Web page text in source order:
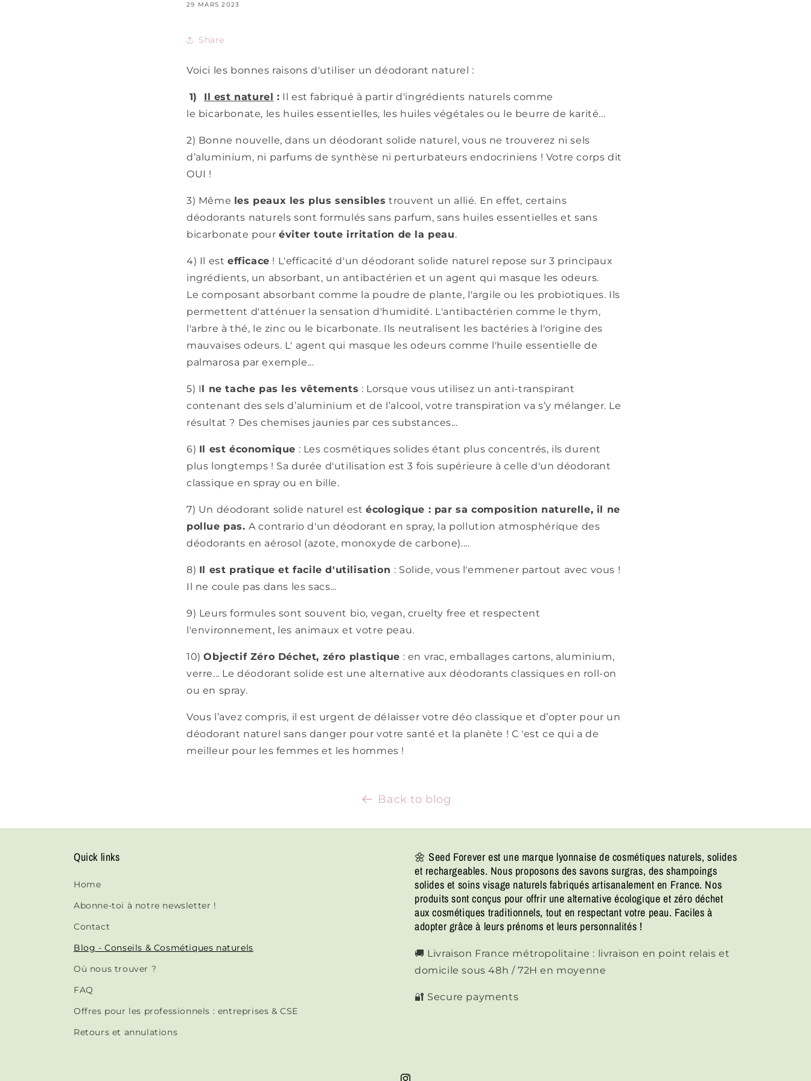
29 MARS 2023
Share
Voici les bonnes raisons d'utiliser un déodorant naturel :
1) Il est naturel : Il est fabriqué à partir d'ingrédients naturels comme
le bicarbonate, les huiles essentielles, les huiles végétales ou le beurre de karité...
2) Bonne nouvelle, dans un déodorant solide naturel, vous ne trouverez ni sels
d’aluminium, ni parfums de synthèse ni perturbateurs endocriniens ! Votre corps dit
OUI !
3) Même les peaux les plus sensibles trouvent un allié. En effet, certains
déodorants naturels sont formulés sans parfum, sans huiles essentielles et sans
bicarbonate pouréviter toute irritation de la peau.
4) Il est efficace ! L'efficacité d'un déodorant solide naturel repose sur 3 principaux
ingrédients, un absorbant, un antibactérien et un agent qui masque les odeurs.
Le composant absorbant comme la poudre de plante, l'argile ou les probiotiques. Ils
permettent d'atténuer la sensation d'humidité. L'antibactérien comme le thym,
l'arbre à thé, le zinc ou le bicarbonate. Ils neutralisent les bactéries à l'origine des
mauvaises odeurs. L' agent qui masque les odeurs comme l'huile essentielle de
palmarosa par exemple...
5) Il ne tache pas les vêtements : Lorsque vous utilisez un anti-transpirant
contenant des sels d’aluminium et de l’alcool, votre transpiration va s’y mélanger. Le
résultat ? Des chemises jaunies par ces substances…
6) Il est économique : Les cosmétiques solides étant plus concentrés, ils durent
plus longtemps ! Sa durée d'utilisation est 3 fois supérieure à celle d'un déodorant
classique en spray ou en bille.
7) Un déodorant solide naturel est écologique : par sa composition naturelle, il ne
pollue pas.A contrario d'un déodorant en spray, la pollution atmosphérique des
déodorants en aérosol (azote, monoxyde de carbone)....
8) Il est pratique et facile d'utilisation : Solide, vous l'emmener partout avec vous !
Il ne coule pas dans les sacs…
9) Leurs formules sont souvent bio, vegan, cruelty free et respectent
l'environnement, les animaux et votre peau.
10)Objectif Zéro Déchet, zéro plastique : en vrac, emballages cartons, aluminium,
verre... Le déodorant solide est une alternative aux déodorants classiques en roll-on
ou en spray.
Vous l’avez compris, il est urgent de délaisser votre déo classique et d’opter pour un
déodorant naturel sans danger pour votre santé et la planète ! C 'est ce qui a de
meilleur pour les femmes et les hommes !
Back to blog
Quick links
Home
Abonne-toi à notre newsletter !
Contact
Blog - Conseils & Cosmétiques naturels
Où nous trouver ?
FAQ
Offres pour les professionnels : entreprises & CSE
Retours et annulations
🌼 Seed Forever est une marque lyonnaise de cosmétiques naturels, solides
et rechargeables. Nous proposons des savons surgras, des shampoings
solides et soins visage naturels fabriqués artisanalement en France. Nos
produits sont conçus pour offrir une alternative écologique et zéro déchet
aux cosmétiques traditionnels, tout en respectant votre peau. Faciles à
adopter grâce à leurs prénoms et leurs personnalités !
🚚 Livraison France métropolitaine : livraison en point relais et
domicile sous 48h / 72H en moyenne
🔐 Secure payments